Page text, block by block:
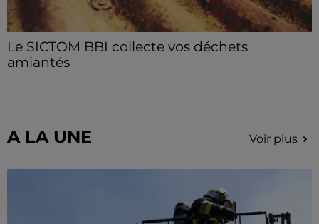
Le SICTOM BBI collecte vos déchets
amiantés
A LA UNE Voir plus